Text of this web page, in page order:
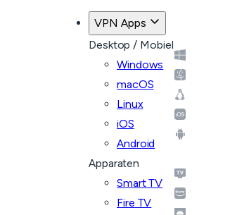
VPN Apps
Desktop / Mobiel
Windows
macOS
Linux
iOS
Android
Apparaten
Smart TV
Fire TV